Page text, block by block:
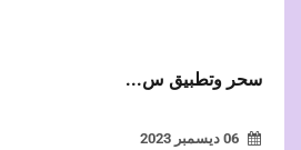
سحر وتطبيق س...